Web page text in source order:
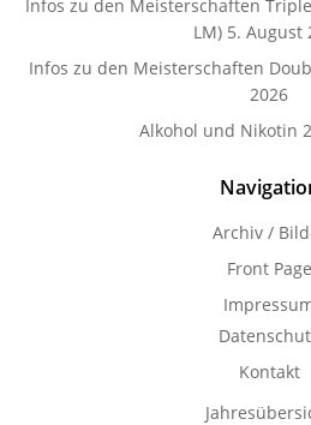
Infos zu den Meisterschaften
LM) 5. August
Infos zu den Meisterschaften
2026
Alkohol und Nikotin
Archiv /
Front Page
Kontakt